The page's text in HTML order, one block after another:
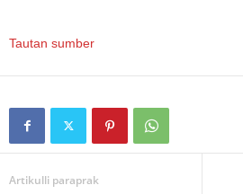
Tautan sumber
Artikulli paraprak